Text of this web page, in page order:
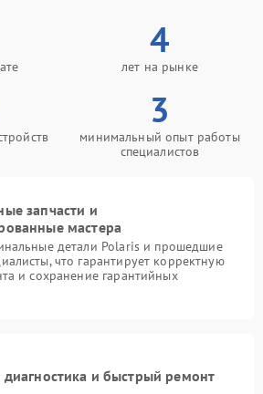
4
лет на рынке
3
минимальный опыт работы
специалистов
запчасти и
мастера
детали Polaris и прошедшие
что гарантирует корректную
и сохранение гарантийных
диагностика и быстрый ремонт